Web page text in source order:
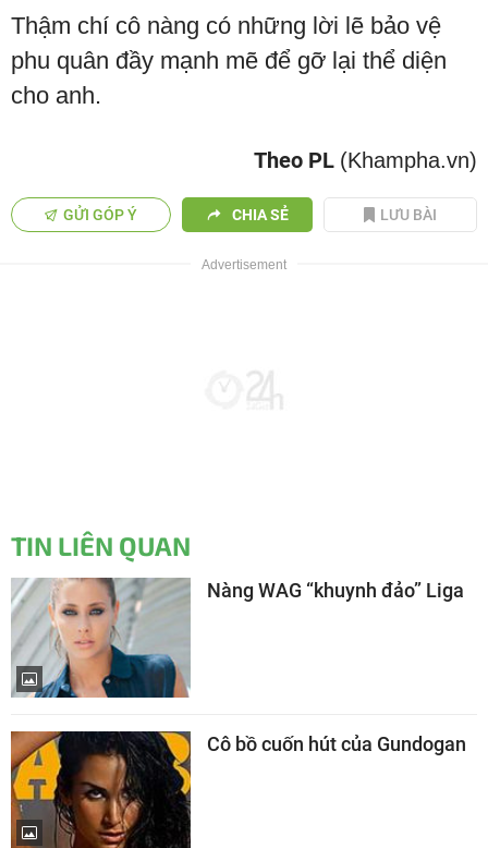
Thậm chí cô nàng có những lời lẽ bảo vệ
phu quân đầy mạnh mẽ để gỡ lại thể diện
cho anh.
Theo PL (Khampha.vn)
GỬI GÓP Ý CHIA SẺ LƯU BÀI
TIN LIÊN QUAN
Nàng WAG “khuynh đảo” Liga
Cô bồ cuốn hút của Gundogan